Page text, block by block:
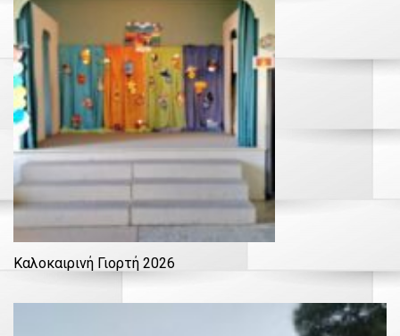
Καλοκαιρινή Γιορτή 2026